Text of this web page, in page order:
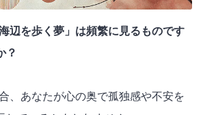
辺を歩く夢」は頻繁に見るものです
？
、あなたが心の奥で孤独感や不安を